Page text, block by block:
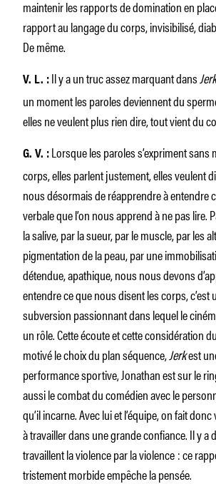
maintenir les rapports de domination en
rapport au langage du corps, invisibilisé,
De même.
V. L. : Il y a un truc assez marquant dans
un moment les paroles deviennent du
elles ne veulent plus rien dire, tout vient du
G. V. : Lorsque les paroles s’expriment sans
corps, elles parlent justement, elles veulent
nous désormais de réapprendre à entendre
verbale que l’on nous apprend à ne pas lire.
la salive, par la sueur, par le muscle, par les
pigmentation de la peau, par une
détendue, apathique, nous nous devons
entendre ce que nous disent les corps, c’est
subversion passionnant dans lequel le
un rôle. Cette écoute et cette considération
motivé le choix du plan séquence,Jerkest
performance sportive, Jonathan est sur le
aussi le combat du comédien avec le
qu’il incarne. Avec lui et l’équipe, on fait
à travailler dans une grande confiance. Il y a
travaillent la violence par la violence : ce
tristement morbide empêche la pensée.